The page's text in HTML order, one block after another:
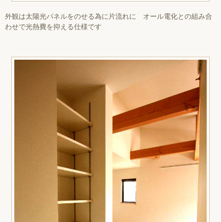
外観は太陽光パネルをのせる為に片流れに オール電化との組み合
わせで光熱費を抑える仕様です